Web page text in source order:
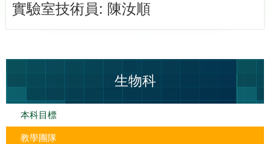
實驗室技術員: 陳汝順
生物科
本科目標
教學團隊